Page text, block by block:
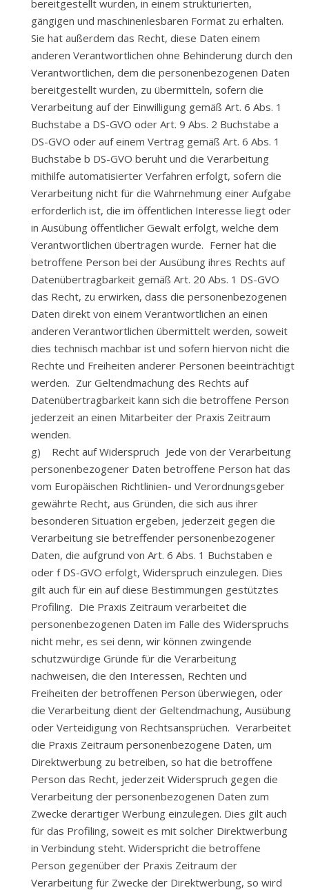
bereitgestellt wurden, in einem strukturierten,
gängigen und maschinenlesbaren Format zu erhalten.
Sie hat außerdem das Recht, diese Daten einem
anderen Verantwortlichen ohne Behinderung durch den
Verantwortlichen, dem die personenbezogenen Daten
bereitgestellt wurden, zu übermitteln, sofern die
Verarbeitung auf der Einwilligung gemäß Art. 6 Abs. 1
Buchstabe a DS-GVO oder Art. 9 Abs. 2 Buchstabe a
DS-GVO oder auf einem Vertrag gemäß Art. 6 Abs. 1
Buchstabe b DS-GVO beruht und die Verarbeitung
mithilfe automatisierter Verfahren erfolgt, sofern die
Verarbeitung nicht für die Wahrnehmung einer Aufgabe
erforderlich ist, die im öffentlichen Interesse liegt oder
in Ausübung öffentlicher Gewalt erfolgt, welche dem
Verantwortlichen übertragen wurde. Ferner hat die
betroffene Person bei der Ausübung ihres Rechts auf
Datenübertragbarkeit gemäß Art. 20 Abs. 1 DS-GVO
das Recht, zu erwirken, dass die personenbezogenen
Daten direkt von einem Verantwortlichen an einen
anderen Verantwortlichen übermittelt werden, soweit
dies technisch machbar ist und sofern hiervon nicht die
Rechte und Freiheiten anderer Personen beeinträchtigt
werden. Zur Geltendmachung des Rechts auf
Datenübertragbarkeit kann sich die betroffene Person
jederzeit an einen Mitarbeiter der Praxis Zeitraum
wenden.
g) Recht auf Widerspruch Jede von der Verarbeitung
personenbezogener Daten betroffene Person hat das
vom Europäischen Richtlinien- und Verordnungsgeber
gewährte Recht, aus Gründen, die sich aus ihrer
besonderen Situation ergeben, jederzeit gegen die
Verarbeitung sie betreffender personenbezogener
Daten, die aufgrund von Art. 6 Abs. 1 Buchstaben e
oder f DS-GVO erfolgt, Widerspruch einzulegen. Dies
gilt auch für ein auf diese Bestimmungen gestütztes
Profiling. Die Praxis Zeitraum verarbeitet die
personenbezogenen Daten im Falle des Widerspruchs
nicht mehr, es sei denn, wir können zwingende
schutzwürdige Gründe für die Verarbeitung
nachweisen, die den Interessen, Rechten und
Freiheiten der betroffenen Person überwiegen, oder
die Verarbeitung dient der Geltendmachung, Ausübung
oder Verteidigung von Rechtsansprüchen. Verarbeitet
die Praxis Zeitraum personenbezogene Daten, um
Direktwerbung zu betreiben, so hat die betroffene
Person das Recht, jederzeit Widerspruch gegen die
Verarbeitung der personenbezogenen Daten zum
Zwecke derartiger Werbung einzulegen. Dies gilt auch
für das Profiling, soweit es mit solcher Direktwerbung
in Verbindung steht. Widerspricht die betroffene
Person gegenüber der Praxis Zeitraum der
Verarbeitung für Zwecke der Direktwerbung, so wird